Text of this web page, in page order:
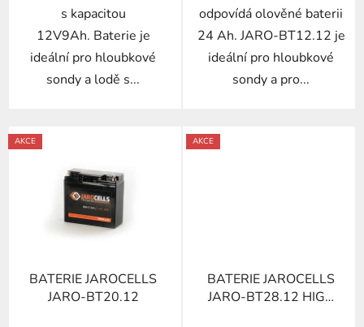
s kapacitou
12V9Ah. Baterie je
ideální pro hloubkové
sondy a lodě s...
odpovídá olověné baterii
24 Ah. JARO-BT12.12 je
ideální pro hloubkové
sondy a pro...
AKCE
BATERIE JAROCELLS
JARO-BT20.12
AKCE
BATERIE JAROCELLS
JARO-BT28.12 HIGH